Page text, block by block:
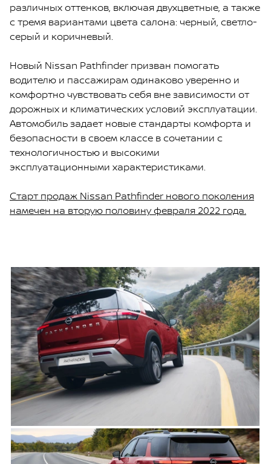
различных оттенков, включая двухцветные, а также
с тремя вариантами цвета салона: черный, светло-
серый и коричневый.
Новый Nissan Pathfinder призван помогать
водителю и пассажирам одинаково уверенно и
комфортно чувствовать себя вне зависимости от
дорожных и климатических условий эксплуатации.
Автомобиль задает новые стандарты комфорта и
безопасности в своем классе в сочетании с
технологичностью и высокими
эксплуатационными характеристиками.
Старт продаж Nissan Pathfinder нового поколения
намечен на вторую половину февраля 2022 года.